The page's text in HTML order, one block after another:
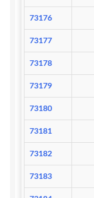
73176
73177
73178
73179
73180
73181
73182
73183